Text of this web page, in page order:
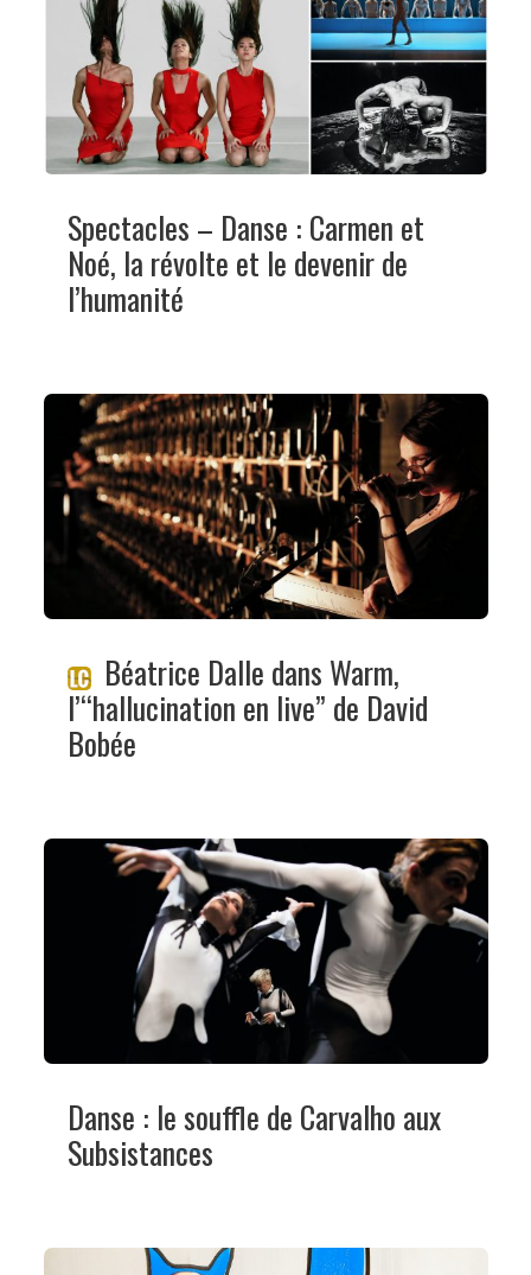
Spectacles – Danse : Carmen et
Noé, la révolte et le devenir de
l’humanité
Béatrice Dalle dans Warm,
l’“hallucination en live” de David
Bobée
Danse : le souffle de Carvalho aux
Subsistances